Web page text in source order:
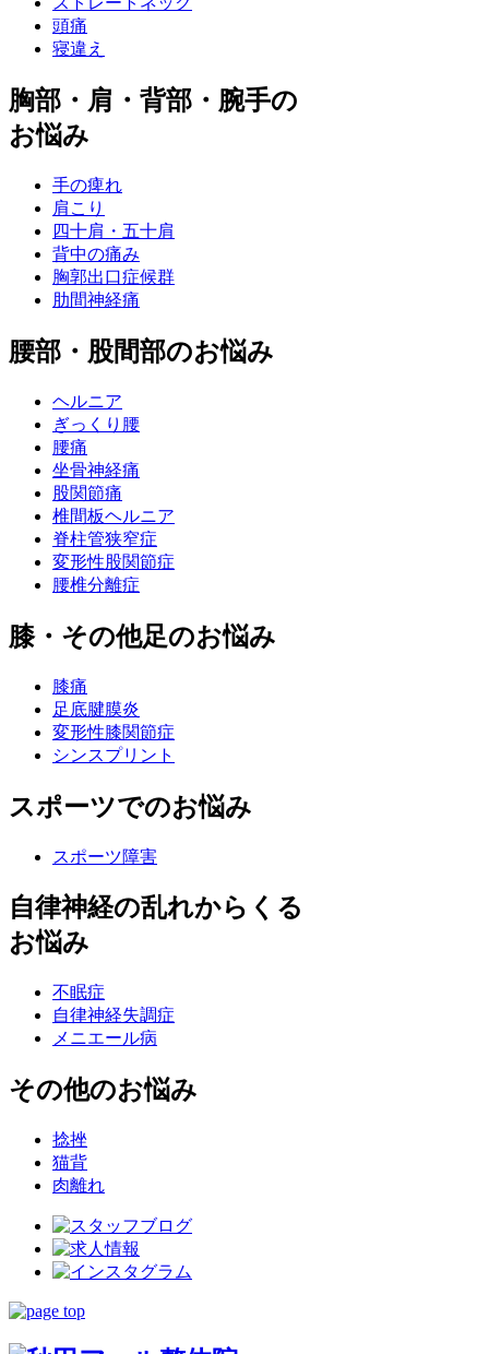
頭痛
寝違え
胸部・肩・背部・腕手の
お悩み
手の痺れ
肩こり
四十肩・五十肩
背中の痛み
胸郭出口症候群
肋間神経痛
腰部・股間部のお悩み
ヘルニア
ぎっくり腰
腰痛
坐骨神経痛
股関節痛
椎間板ヘルニア
脊柱管狭窄症
変形性股関節症
腰椎分離症
膝・その他足のお悩み
膝痛
足底腱膜炎
変形性膝関節症
シンスプリント
スポーツでのお悩み
スポーツ障害
自律神経の乱れからくる
お悩み
不眠症
自律神経失調症
メニエール病
その他のお悩み
捻挫
猫背
肉離れ